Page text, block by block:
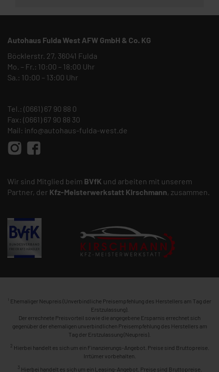
Autohaus Fulda West AFW GmbH & Co. KG
Böcklerstr. 27, 36041 Fulda
Mo. – Fr.: 10:00 – 18:00 Uhr
Sa.: 10:00 – 13:00 Uhr
Tel.: (0661) 67 90 88 0
Fax: (0661) 67 90 88 30
Mail: info@autohaus-fulda-west.de
Wir sind Mitglied beim BVfK und arbeiten mit unserem
Partner, der Kfz-Meisterwerkstatt Kirschmann, zusammen.
1 Ehemaliger Neupreis (Unverbindliche Preisempfehlung des Herstellers am Tag der
Erstzulassung).
Der errechnete Preisvorteil sowie die angegebene Ersparnis errechnet sich
gegenüber der ehemaligen unverbindlichen Preisempfehlung des Herstellers am
Tag der Erstzulassung (Neupreis).
2 Hierbei handelt es sich um ein Finanzierungs-Angebot. Preise sind Bruttopreise.
Irrtümer vorbehalten.
3 Hierbei handelt es sich um ein Leasing-Angebot. Preise sind Bruttopreise.